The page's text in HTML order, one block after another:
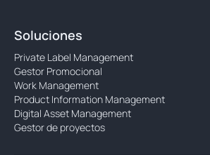
Soluciones
Private Label Management
Gestor Promocional
Work Management
Product Information Management
Digital Asset Management
Gestor de proyectos